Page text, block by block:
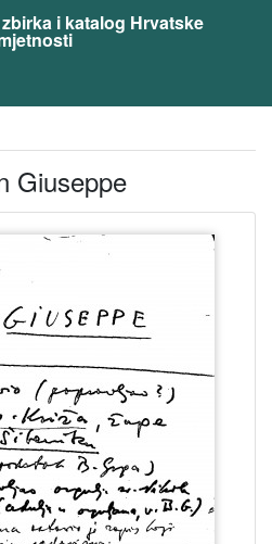
i katalog Hrvatske
Giuseppe